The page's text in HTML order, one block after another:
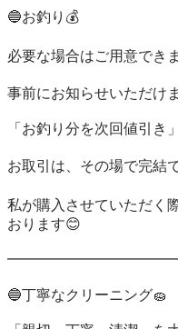
🔵お釣り💰️
必要な場合はご用意でき
事前にお知らせいただけ
「お釣り分を次回値引き
お取引は、その場で完結
私が購入させていただく
おります😊
🔵丁寧なクリーニング🧽